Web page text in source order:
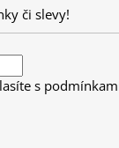
či slevy!
s